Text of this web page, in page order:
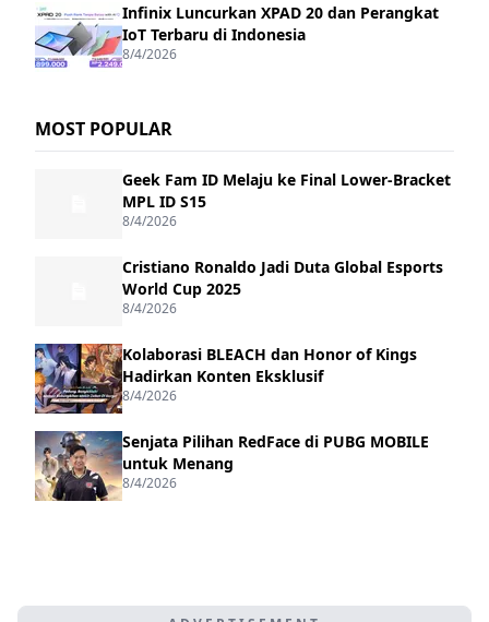
Infinix Luncurkan XPAD 20 dan Perangkat
IoT Terbaru di Indonesia
8/4/2026
MOST POPULAR
Geek Fam ID Melaju ke Final Lower-Bracket
MPL ID S15
8/4/2026
Cristiano Ronaldo Jadi Duta Global Esports
World Cup 2025
8/4/2026
Kolaborasi BLEACH dan Honor of Kings
Hadirkan Konten Eksklusif
8/4/2026
Senjata Pilihan RedFace di PUBG MOBILE
untuk Menang
8/4/2026